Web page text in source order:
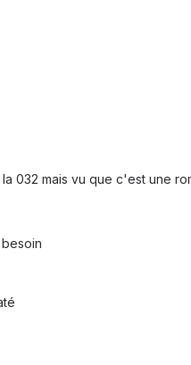
mais vu que c'est une